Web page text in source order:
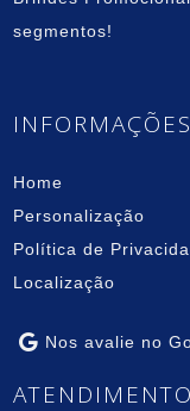
segmentos!
INFORMAÇÕES
Home
Personalização
Política de
Localização
Nos avalie no
ATENDIMENTO